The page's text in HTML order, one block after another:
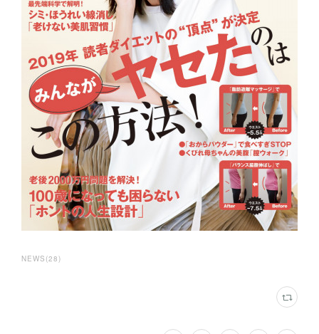
NEWS (28)